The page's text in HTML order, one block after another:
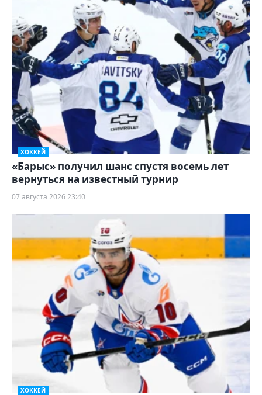
ХОККЕЙ
«Барыс» получил шанс спустя восемь лет
вернуться на известный турнир
07 августа 2026 23:40
ХОККЕЙ